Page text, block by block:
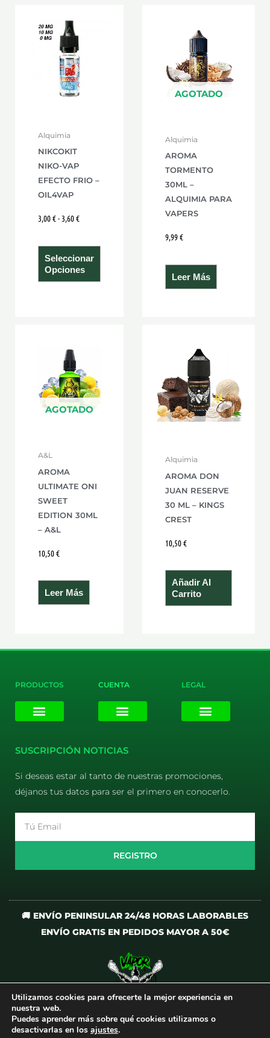
Alquimia
NIKCOKIT
NIKO-VAP
EFECTO FRIO –
OIL4VAP
3,00€-3,60€
hasta
3,60 €
Seleccionar
Opciones
AGOTADO
Alquimia
AROMA
TORMENTO
30ML –
ALQUIMIA PARA
VAPERS
9,99€
Leer Más
AGOTADO
A&L
AROMA
ULTIMATE ONI
SWEET
EDITION 30ML
– A&L
10,50€
Leer Más
Alquimia
AROMA DON
JUAN RESERVE
30 ML – KINGS
CREST
10,50€
Añadir Al
Carrito
PRODUCTOS CUENTA LEGAL
SUSCRIPCIÓN NOTICIAS
Si deseas estar al tanto de nuestras promociones,
déjanos tus datos para ser el primero en conocerlo.
REGISTRO
🚚 ENVÍO PENINSULAR 24/48 HORAS LABORABLES
ENVÍO GRATIS EN PEDIDOS MAYOR A 50€
n
i
Utilizamos cookies para ofrecerte la mejor experiencia en
nuestra web.
Puedes aprender más sobre qué cookies utilizamos o
desactivarlas en los ajustes.